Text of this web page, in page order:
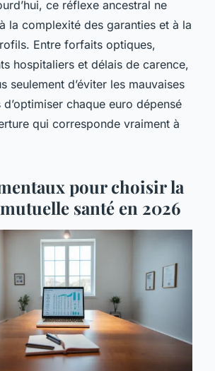
ce réflexe ancestral ne
la complexité des garanties et à la
Entre forfaits optiques,
hospitaliers et délais de carence,
seulement d’éviter les mauvaises
chaque euro dépensé
qui corresponde vraiment à
pour choisir la
santé en 2026